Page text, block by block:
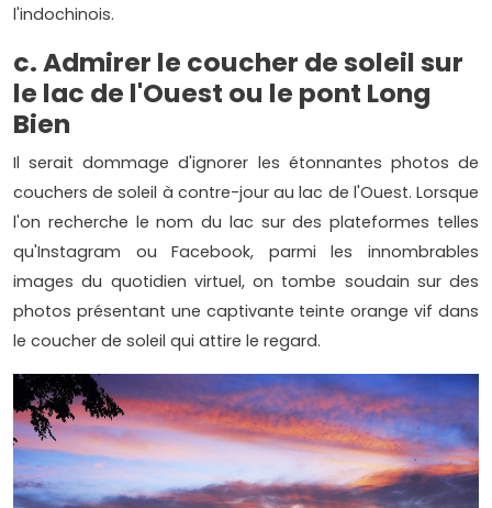
l'indochinois.
c. Admirer le coucher de soleil sur
le lac de l'Ouest ou le pont Long
Bien
Il serait dommage d'ignorer les étonnantes photos de
couchers de soleil à contre-jour au lac de l'Ouest. Lorsque
l'on recherche le nom du lac sur des plateformes telles
qu'Instagram ou Facebook, parmi les innombrables
images du quotidien virtuel, on tombe soudain sur des
photos présentant une captivante teinte orange vif dans
le coucher de soleil qui attire le regard.